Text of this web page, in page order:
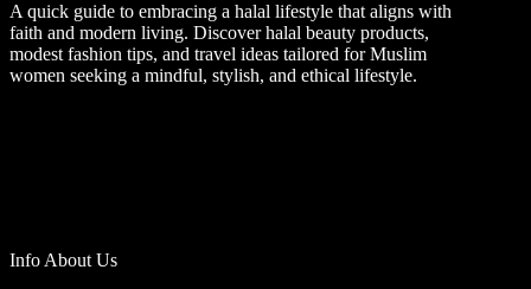
A quick guide to embracing a halal lifestyle that aligns with
faith and modern living. Discover halal beauty products,
modest fashion tips, and travel ideas tailored for Muslim
women seeking a mindful, stylish, and ethical lifestyle.
Info About Us